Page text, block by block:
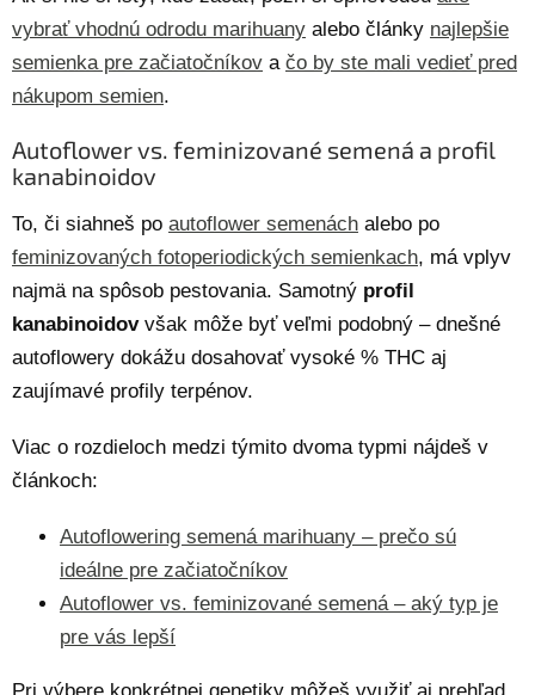
vybrať vhodnú odrodu marihuany alebo články najlepšie
semienka pre začiatočníkov a čo by ste mali vedieť pred
nákupom semien.
Autoflower vs. feminizované semená a profil
kanabinoidov
To, či siahneš po autoflower semenách alebo po
feminizovaných fotoperiodických semienkach, má vplyv
najmä na spôsob pestovania. Samotný profil
kanabinoidovvšak môže byť veľmi podobný – dnešné
autoflowery dokážu dosahovať vysoké % THC aj
zaujímavé profily terpénov.
Viac o rozdieloch medzi týmito dvoma typmi nájdeš v
článkoch:
Autoflowering semená marihuany – prečo sú
ideálne pre začiatočníkov
Autoflower vs. feminizované semená – aký typ je
pre vás lepší